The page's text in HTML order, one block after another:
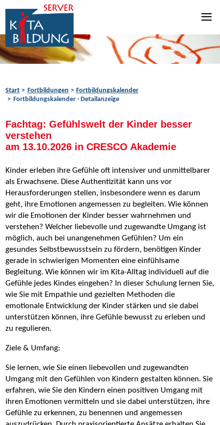
Zum Inhalt springen
Zur Navigation springen
Zum Fußbereich springen
Start Fortbildungen
Fortbildungskalender
Fortbildungskalender - Detailanzeige
Fachtag: Gefühlswelt der Kinder besser
verstehen
am 13.10.2026 in CRESCO Akademie
Kinder erleben ihre Gefühle oft intensiver und unmittelbarer
als Erwachsene. Diese Authentizität kann uns vor
Herausforderungen stellen, insbesondere wenn es darum
geht, ihre Emotionen angemessen zu begleiten. Wie können
wir die Emotionen der Kinder besser wahrnehmen und
verstehen? Welcher liebevolle und zugewandte Umgang ist
möglich, auch bei unangenehmen Gefühlen? Um ein
gesundes Selbstbewusstsein zu fördern, benötigen Kinder
gerade in schwierigen Momenten eine einfühlsame
Begleitung. Wie können wir im Kita-Alltag individuell auf die
Gefühle jedes Kindes eingehen? In dieser Schulung lernen Sie,
wie Sie mit Empathie und gezielten Methoden die
emotionale Entwicklung der Kinder stärken und sie dabei
unterstützen können, ihre Gefühle bewusst zu erleben und
zu regulieren.
Ziele & Umfang:
Sie lernen, wie Sie einen liebevollen und zugewandten
Umgang mit den Gefühlen von Kindern gestalten können. Sie
erfahren, wie Sie den Kindern einen positiven Umgang mit
ihren Emotionen vermitteln und sie dabei unterstützen, ihre
Gefühle zu erkennen, zu benennen und angemessen